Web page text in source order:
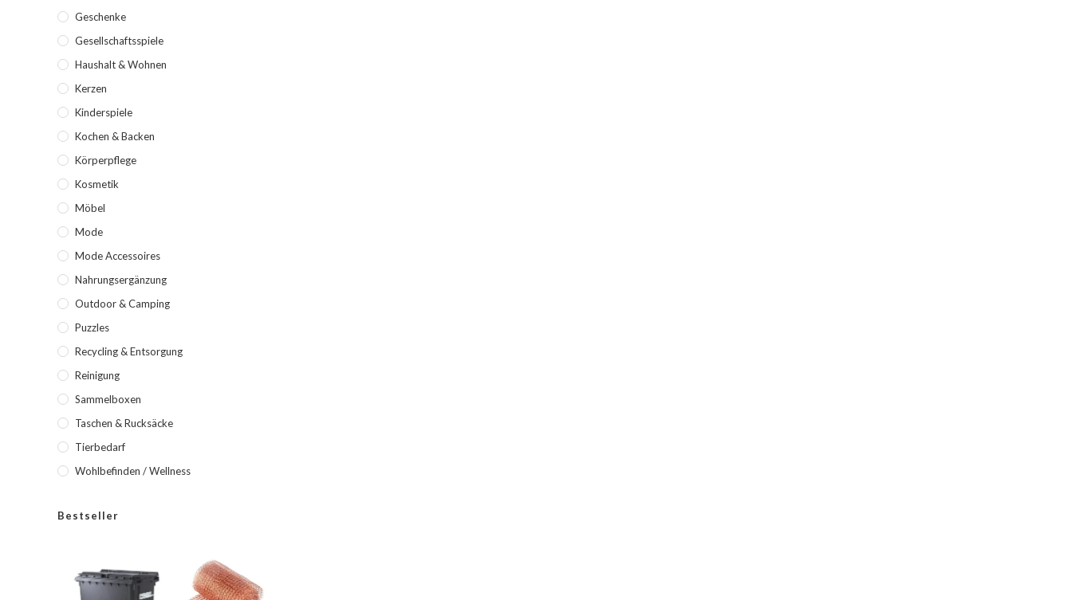
Geschenke
Gesellschaftsspiele
Haushalt & Wohnen
Kerzen
Kinderspiele
Kochen & Backen
Körperpflege
Kosmetik
Möbel
Mode
Mode Accessoires
Nahrungsergänzung
Outdoor & Camping
Puzzles
Recycling & Entsorgung
Reinigung
Sammelboxen
Taschen & Rucksäcke
Tierbedarf
Wohlbefinden / Wellness
Bestseller